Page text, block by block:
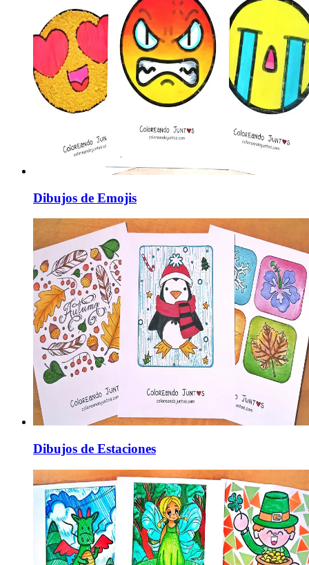
Dibujos de Emojis
Dibujos de Estaciones